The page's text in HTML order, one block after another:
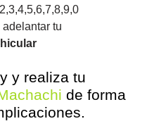
tu
y realiza tu
de forma